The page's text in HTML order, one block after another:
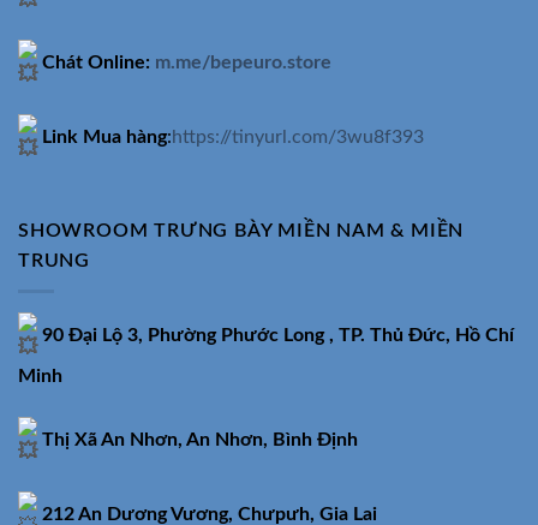
Chát Online: m.me/bepeuro.store
Link Mua hàng:https://tinyurl.com/3wu8f393
SHOWROOM TRƯNG BÀY MIỀN NAM & MIỀN
TRUNG
90 Đại Lộ 3, Phường Phước Long , TP. Thủ Đức, Hồ Chí
Minh
Thị Xã An Nhơn, An Nhơn, Bình Định
212 An Dương Vương, Chưpưh, Gia Lai